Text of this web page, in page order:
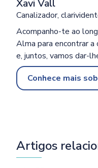
Xavi Vall
Canalizador,
Acompanho-te ao
Alma para encontrar
e, juntos, vamos dar-
Conhece mais
Artigos